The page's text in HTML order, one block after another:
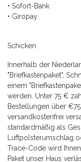
• Sofort-Bank
• Giropay
Schicken
Innerhalb der
"Briefkastenpaket",
einem
werden. Unter 75 €
Bestellungen über
versandkostenfrei
standardmäßig als
Luftpolsterumschlag
Trace-Code wird
Paket unser Haus